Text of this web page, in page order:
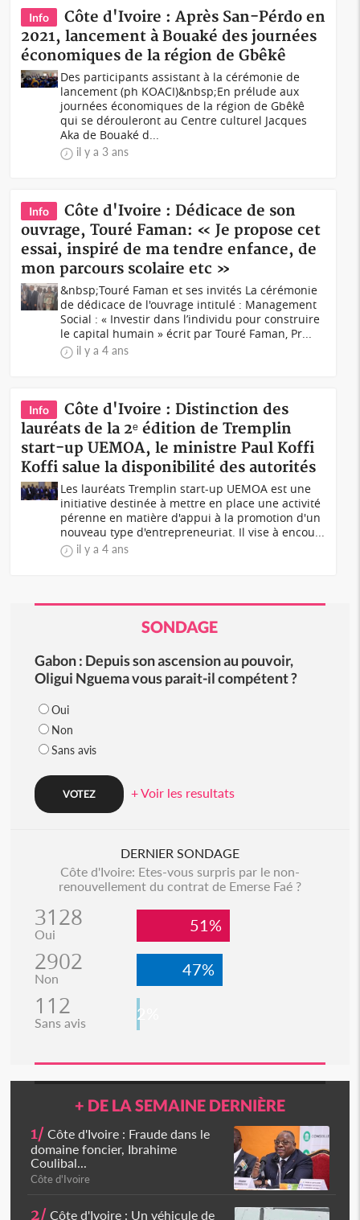
Info
Côte d'Ivoire : Après San-Pérdo en
2021, lancement à Bouaké des journées
économiques de la région de Gbêkê
Des participants assistant à la cérémonie de
lancement (ph KOACI)&nbsp;En prélude aux
journées économiques de la région de Gbêkê
qui se dérouleront au Centre culturel Jacques
Aka de Bouaké d...
il y a 3 ans
Info
Côte d'Ivoire : Dédicace de son
ouvrage, Touré Faman: « Je propose cet
essai, inspiré de ma tendre enfance, de
mon parcours scolaire etc »
&nbsp;Touré Faman et ses invités La cérémonie
de dédicace de l'ouvrage intitulé : Management
Social : « Investir dans l’individu pour construire
le capital humain » écrit par Touré Faman, Pr...
il y a 4 ans
Info
Côte d'Ivoire : Distinction des
lauréats de la 2ᵉ édition de Tremplin
start-up UEMOA, le ministre Paul Koffi
Koffi salue la disponibilité des autorités
Les lauréats Tremplin start-up UEMOA est une
initiative destinée à mettre en place une activité
pérenne en matière d'appui à la promotion d'un
nouveau type d'entrepreneuriat. Il vise à encou...
il y a 4 ans
SONDAGE
Gabon : Depuis son ascension au pouvoir,
Oligui Nguema vous parait-il compétent ?
Oui
Non
Sans avis
+ Voir les resultats
DERNIER SONDAGE
Côte d'Ivoire: Etes-vous surpris par le non-
renouvellement du contrat de Emerse Faé ?
3128
Oui 51%
2902
Non 47%
112
Sans avis 2%
+ DE LA SEMAINE DERNIÈRE
1/ Côte d'Ivoire : Fraude dans le
domaine foncier, Ibrahime
Coulibal...
Côte d'Ivoire
2/ Côte d'Ivoire : Un véhicule de